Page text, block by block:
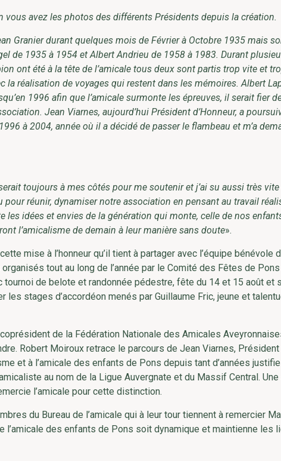
vous avez les photos des différents Présidents depuis la création.
Granier durant quelques mois de Février à Octobre 1935 mais
de 1935 à 1954 et Albert Andrieu de 1958 à 1983. Durant
ont été à la tête de l’amicale tous deux sont partis trop vite et
la réalisation de voyages qui restent dans les mémoires. Albert
1996 afin que l’amicale surmonte les épreuves, il serait fier
Jean Viarnes, aujourd’hui Président d’Honneur, a
à 2004, année où il a décidé de passer le flambeau et m’a
toujours à mes côtés pour me soutenir et j’ai su aussi très
réunir, dynamiser notre association en pensant au travail
les idées et envies de la génération qui monte, celle de nos
l’amicalisme de demain à leur manière sans doute».
mise à l’honneur qu’il tient à partager avec l’équipe bénévole
tout au long de l’année par le Comité des Fêtes de
de belote et randonnée pédestre, fête du 14 et 15 août et
stages d’accordéon menés par Guillaume Fric, jeune et
de la Fédération Nationale des Amicales
Robert Moiroux retrace le parcours de Jean Viarnes, Président
et à l’amicale des enfants de Pons depuis tant d’années
au nom de la Ligue Auvergnate et du Massif Central.
l’amicale pour cette distinction.
du Bureau de l’amicale qui à leur tour tiennent à remercier
l’amicale des enfants de Pons soit dynamique et maintienne les